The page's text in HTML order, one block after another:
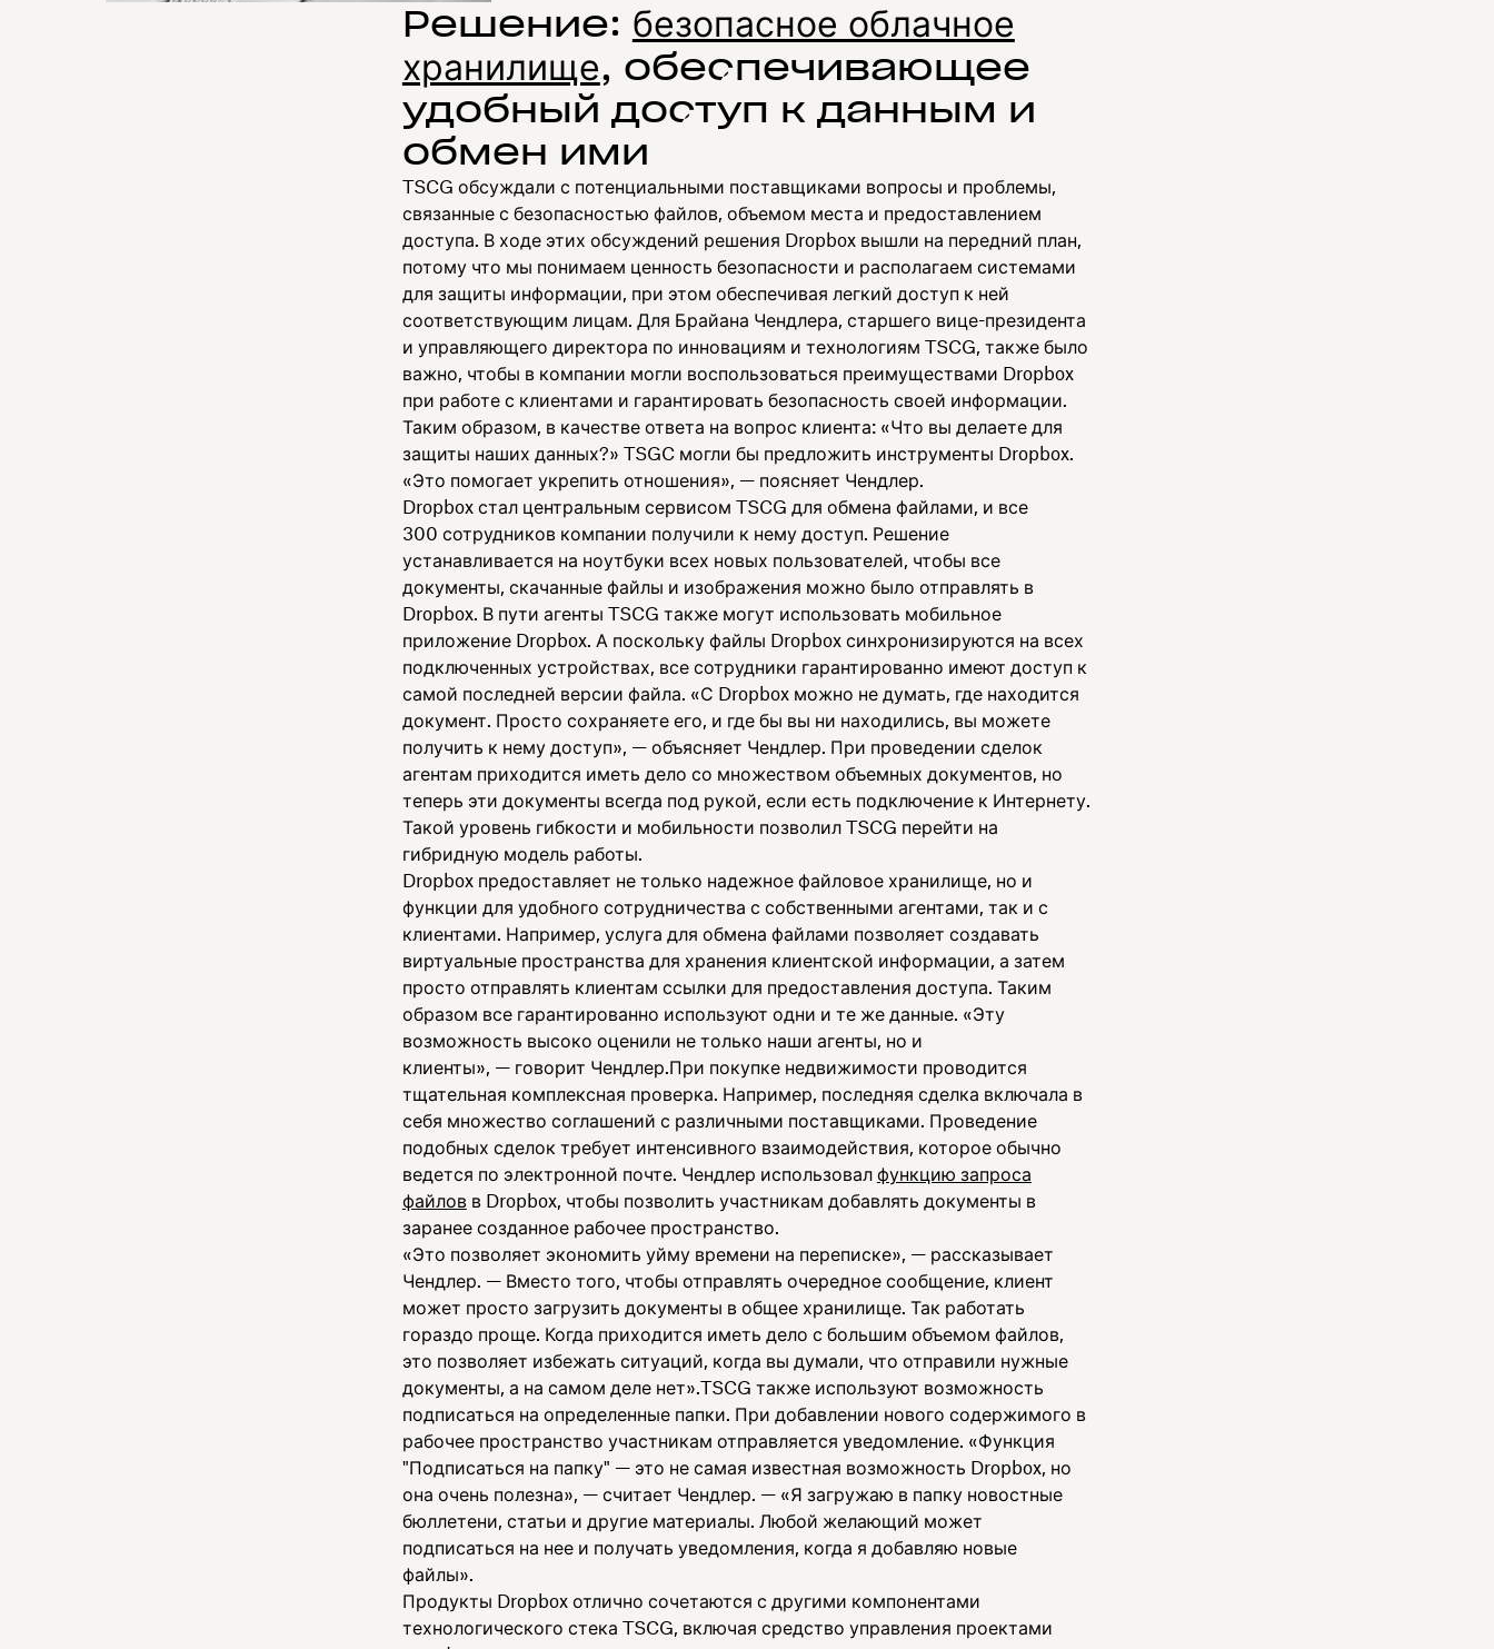
Решение: безопасное облачное
хранилище, обеспечивающее
удобный доступ к данным и
обмен ими
TSCG обсуждали с потенциальными поставщиками вопросы и проблемы,
связанные с безопасностью файлов, объемом места и предоставлением
доступа. В ходе этих обсуждений решения Dropbox вышли на передний план,
потому что мы понимаем ценность безопасности и располагаем системами
для защиты информации, при этом обеспечивая легкий доступ к ней
соответствующим лицам. Для Брайана Чендлера, старшего вице-президента
и управляющего директора по инновациям и технологиям TSCG, также было
важно, чтобы в компании могли воспользоваться преимуществами Dropbox
при работе с клиентами и гарантировать безопасность своей информации.
Таким образом, в качестве ответа на вопрос клиента: «Что вы делаете для
защиты наших данных?» TSGC могли бы предложить инструменты Dropbox.
«Это помогает укрепить отношения», — поясняет Чендлер.
Dropbox стал центральным сервисом TSCG для обмена файлами, и все
300 сотрудников компании получили к нему доступ. Решение
устанавливается на ноутбуки всех новых пользователей, чтобы все
документы, скачанные файлы и изображения можно было отправлять в
Dropbox. В пути агенты TSCG также могут использовать мобильное
приложение Dropbox. А поскольку файлы Dropbox синхронизируются на всех
подключенных устройствах, все сотрудники гарантированно имеют доступ к
самой последней версии файла. «С Dropbox можно не думать, где находится
документ. Просто сохраняете его, и где бы вы ни находились, вы можете
получить к нему доступ», — объясняет Чендлер. При проведении сделок
агентам приходится иметь дело со множеством объемных документов, но
теперь эти документы всегда под рукой, если есть подключение к Интернету.
Такой уровень гибкости и мобильности позволил TSCG перейти на
гибридную модель работы.
Dropbox предоставляет не только надежное файловое хранилище, но и
функции для удобного сотрудничества с собственными агентами, так и с
клиентами. Например, услуга для обмена файлами позволяет создавать
виртуальные пространства для хранения клиентской информации, а затем
просто отправлять клиентам ссылки для предоставления доступа. Таким
образом все гарантированно используют одни и те же данные. «Эту
возможность высоко оценили не только наши агенты, но и
клиенты», — говорит Чендлер.При покупке недвижимости проводится
тщательная комплексная проверка. Например, последняя сделка включала в
себя множество соглашений с различными поставщиками. Проведение
подобных сделок требует интенсивного взаимодействия, которое обычно
ведется по электронной почте. Чендлер использовал функцию запроса
файловв Dropbox, чтобы позволить участникам добавлять документы в
заранее созданное рабочее пространство.
«Это позволяет экономить уйму времени на переписке», — рассказывает
Чендлер. — Вместо того, чтобы отправлять очередное сообщение, клиент
может просто загрузить документы в общее хранилище. Так работать
гораздо проще. Когда приходится иметь дело с большим объемом файлов,
это позволяет избежать ситуаций, когда вы думали, что отправили нужные
документы, а на самом деле нет».TSCG также используют возможность
подписаться на определенные папки. При добавлении нового содержимого в
рабочее пространство участникам отправляется уведомление. «Функция
"Подписаться на папку" — это не самая известная возможность Dropbox, но
она очень полезна», — считает Чендлер. — «Я загружаю в папку новостные
бюллетени, статьи и другие материалы. Любой желающий может
подписаться на нее и получать уведомления, когда я добавляю новые
файлы».
Продукты Dropbox отлично сочетаются с другими компонентами
технологического стека TSCG, включая средство управления проектами